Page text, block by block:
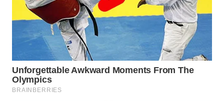
WN
KARO
SIMALUNGUN
WN